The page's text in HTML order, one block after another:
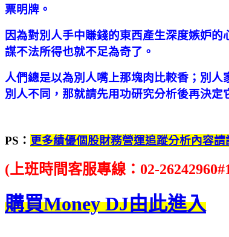
票明牌。
因為對別人手中賺錢的東西產生深度嫉妒
謀不法所得也就不足為奇了。
人們總是以為別人嘴上那塊肉比較香；別
別人不同，那就請先用功研究分析後再決
PS： 更多績優個股財務營運追蹤分析內容
(上班時間客服專線：02-
購買Money DJ由此進入